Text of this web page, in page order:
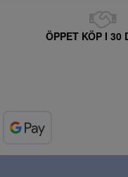
ÖPPET KÖP I 30